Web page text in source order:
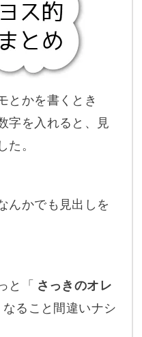
とかを書くとき
字を入れると、見
た。
んかでも見出しを
と「 さっきのオレ
なること間違いナシ